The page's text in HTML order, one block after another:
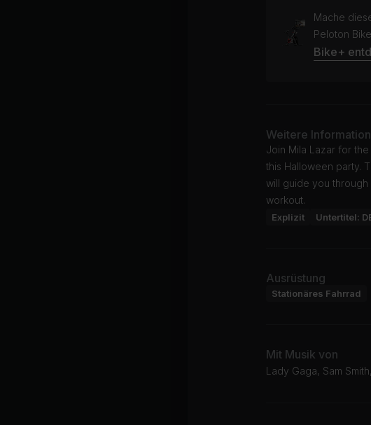
Mache
Peloton
Bike+
Weitere
Join Mila Lazar for
this Halloween party.
will guide you
workout.
Explizit Untertitel:
Ausrüstung
Stationäres Fahrrad
Mit Musik von
Lady Gaga, Sam